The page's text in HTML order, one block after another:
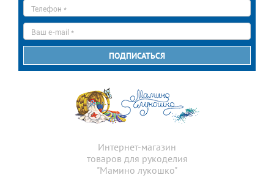
*
mail
*
ПОДПИСАТЬСЯ
Интернет-магазин
товаров для рукоделия
"Мамино лукошко"